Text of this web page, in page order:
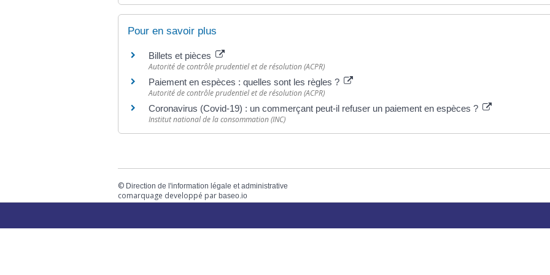
Pour en savoir plus
Billets et pièces
Autorité de contrôle prudentiel et de résolution (ACPR)
Paiement en espèces : quelles sont les règles ?
Autorité de contrôle prudentiel et de résolution (ACPR)
Coronavirus (Covid-19) : un commerçant peut-il refuser un paiement en espèces ?
Institut national de la consommation (INC)
© Direction de l'information légale et administrative
comarquage developpé par baseo.io